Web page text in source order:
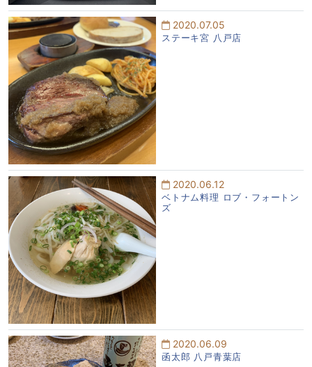
2020.07.05
ステーキ宮 八戸店
2020.06.12
ベトナム料理 ロブ・フォートン
ズ
2020.06.09
函太郎 八戸青葉店